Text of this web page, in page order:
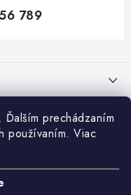
prechádzaním
používaním. Viac
789